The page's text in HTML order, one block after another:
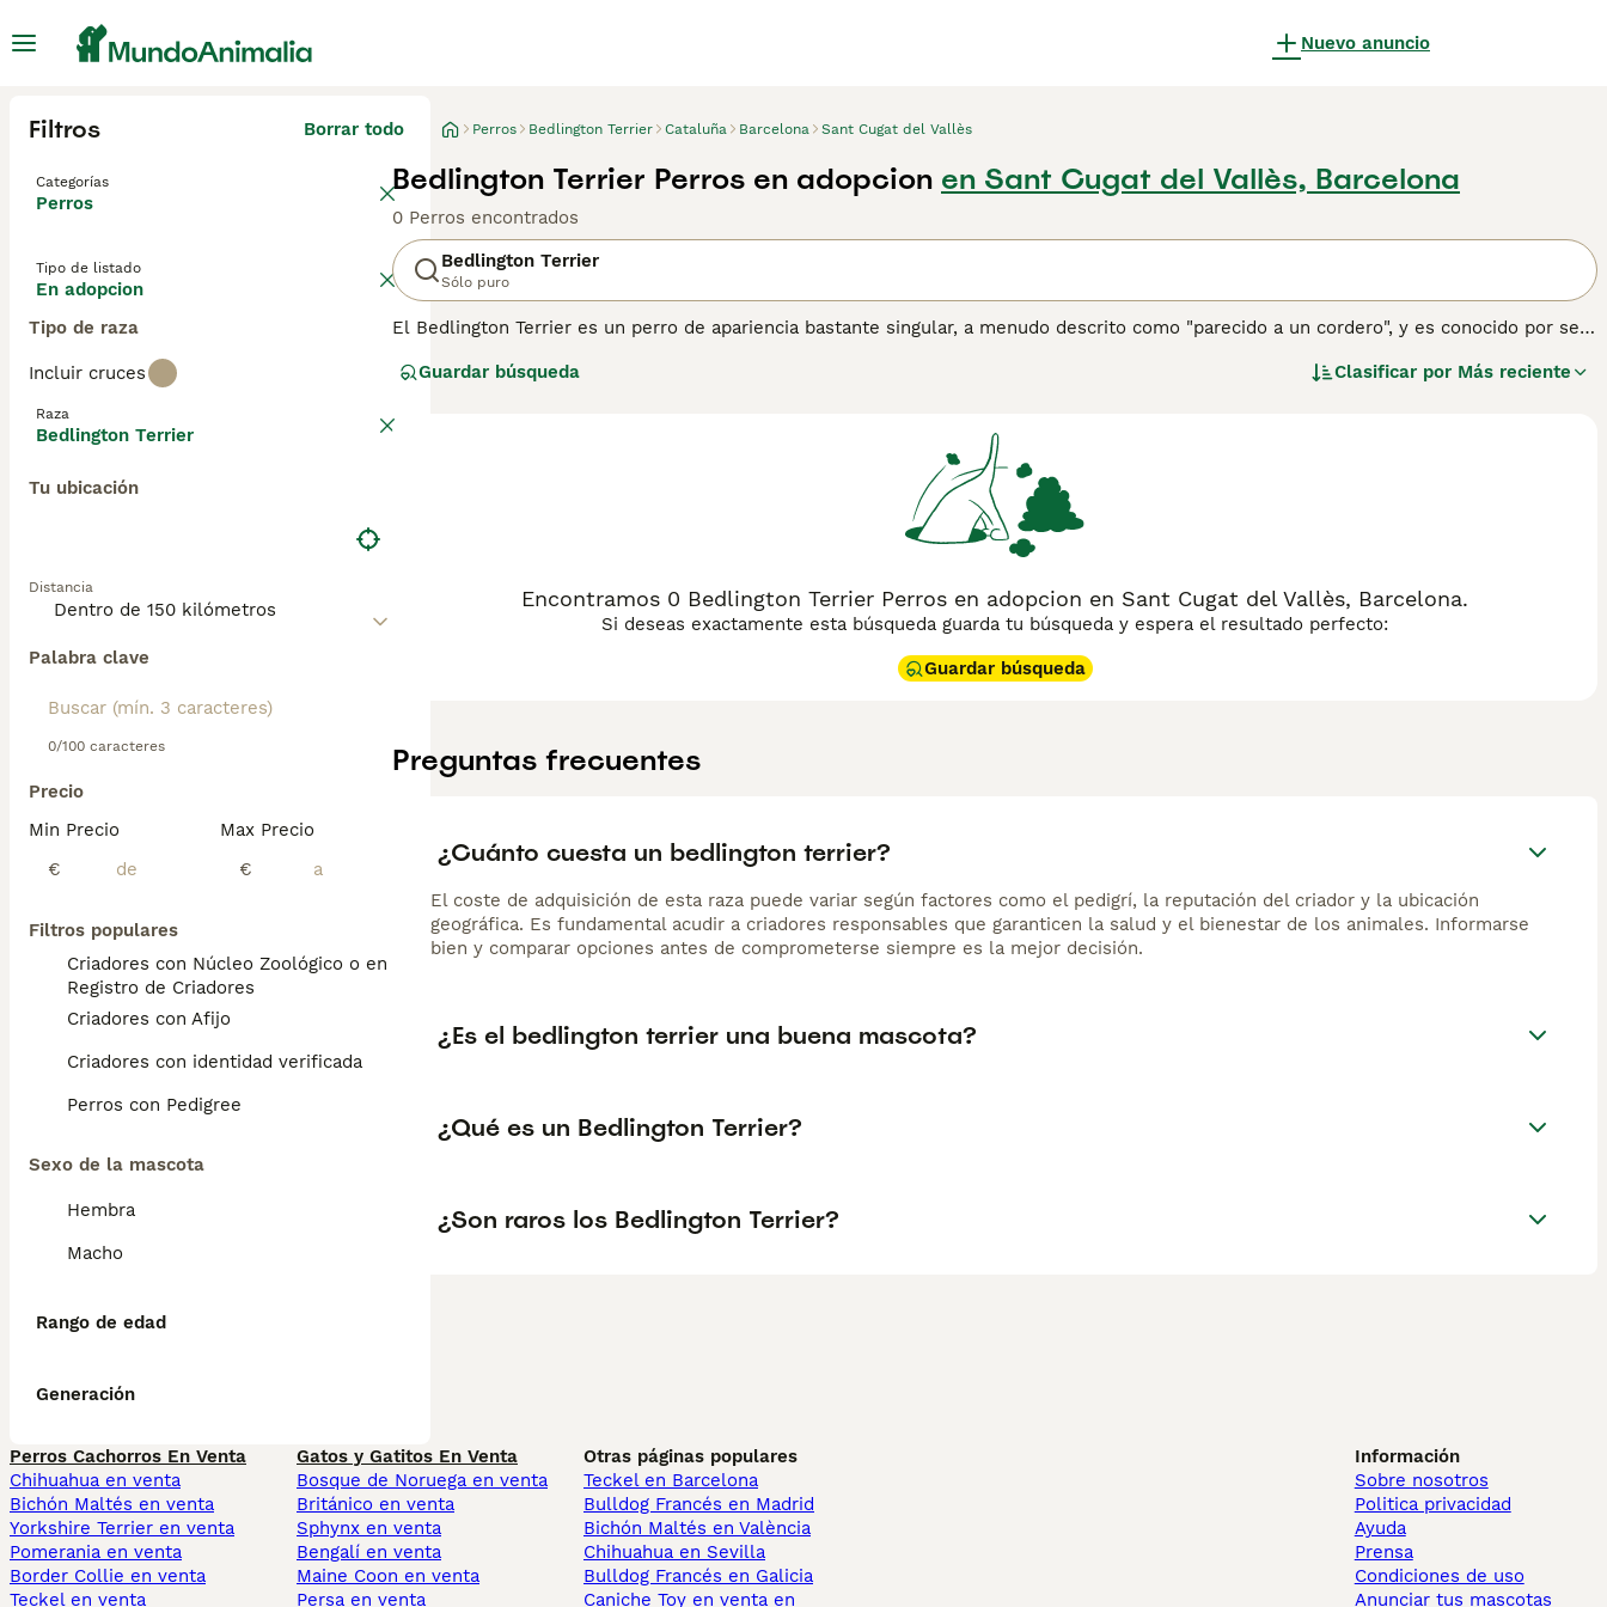
Nuevo anuncio
Filtros Borrar todo
Categorías
Perros
Tipo de listado
En adopcion
Tipo de raza
Incluir cruces
Raza
Bedlington Terrier
Tu ubicación
Distancia
Palabra clave
0/100 caracteres
Precio
Min Precio
€
Max Precio
€
Filtros populares
Criadores con Núcleo Zoológico o en el
Registro de Criadores
Criadores con Afijo
Criadores con identidad verificada
Perros con Pedigree
Sexo de la mascota
Hembra
Macho
Rango de edad
Generación
Perros Bedlington Terrier Cataluña Barcelona Sant Cugat del Vallès
Bedlington Terrier Perros en adopcion en Sant Cugat del Vallès, Barcelona
0 Perros encontrados
Bedlington Terrier
Sólo puro
El Bedlington Terrier es un perro de apariencia bastante singular, a menudo descrito como "parecido a un cordero", y es conocido por ser
en el campo y lo siguen siendo cuando se mantienen en un entorno doméstico. Son unos de los Terriers de pura raza más antiguos, los
se acabó extendiendo a otras regiones del país. Estos perros podrán parecer corderos, pero tienen el corazón de un león.
página de consejos de compra de Bedlington Terrierpara obtener información sobre esta raza de perro.
Guardar búsqueda Clasificar por Más reciente
Encontramos 0 Bedlington Terrier Perros en adopcion en Sant Cugat del Vallès, Barcelona.
Si deseas exactamente esta búsqueda guarda tu búsqueda y espera el resultado perfecto:
Guardar búsqueda
Preguntas frecuentes
¿Cuánto cuesta un bedlington terrier?
El coste de adquisición de esta raza puede variar según factores como el pedigrí, la reputación del criador y la ubicación
geográfica. Es fundamental acudir a criadores responsables que garanticen la salud y el bienestar de los animales. Informarse
bien y comparar opciones antes de comprometerse siempre es la mejor decisión.
¿Es el bedlington terrier una buena mascota?
¿Qué es un Bedlington Terrier?
¿Son raros los Bedlington Terrier?
Perros Cachorros En Venta
Chihuahua en venta
Bichón Maltés en venta
Yorkshire Terrier en venta
Pomerania en venta
Border Collie en venta
Teckel en venta
Gatos y Gatitos En Venta
Bosque de Noruega en venta
Británico en venta
Sphynx en venta
Bengalí en venta
Maine Coon en venta
Persa en venta
Otras páginas populares
Teckel en Barcelona
Bulldog Francés en Madrid
Bichón Maltés en València
Chihuahua en Sevilla
Bulldog Francés en Galicia
Caniche Toy en venta en
Información
Sobre nosotros
Politica privacidad
Ayuda
Prensa
Condiciones de uso
Anunciar tus mascotas